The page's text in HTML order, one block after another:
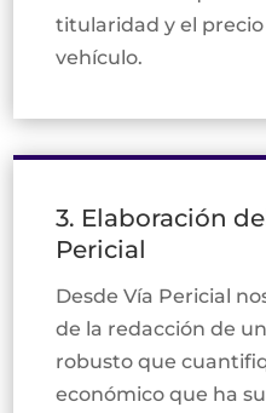
titularidad y el
vehículo.
3. Elaboración
Pericial
Desde Vía Pericial
de la redacción de
robusto que
económico que ha